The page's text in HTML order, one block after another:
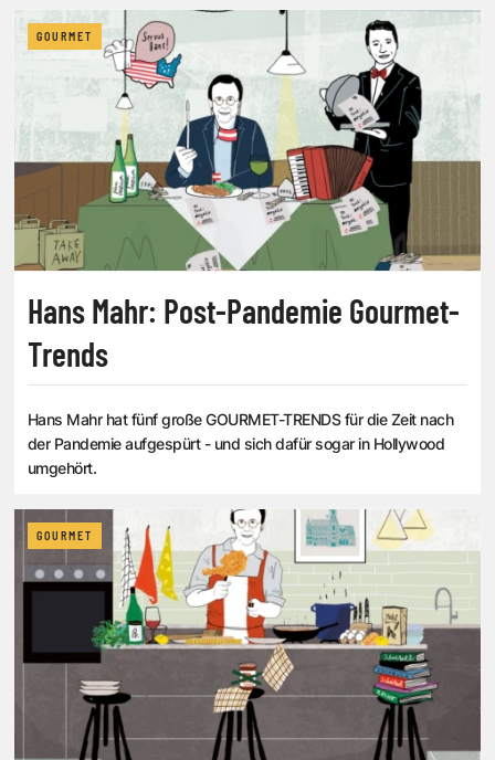
GOURMET
Hans Mahr: Post-Pandemie Gourmet-
Trends
Hans Mahr hat fünf große GOURMET-TRENDS für die Zeit nach
der Pandemie aufgespürt - und sich dafür sogar in Hollywood
umgehört.
GOURMET